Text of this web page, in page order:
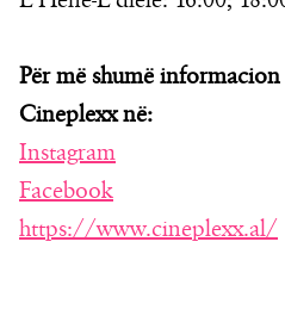
Për më shumë
Cineplexx në:
Instagram
Facebook
https://www.cineplexx.al/